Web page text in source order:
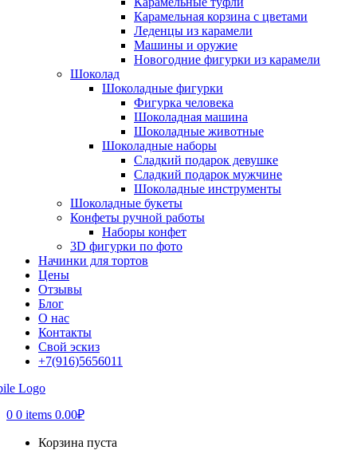
Карамельная корзина с цветами
Леденцы из карамели
Машины и оружие
Новогодние фигурки из карамели
Шоколад
Шоколадные фигурки
Фигурка человека
Шоколадная машина
Шоколадные животные
Шоколадные наборы
Сладкий подарок девушке
Сладкий подарок мужчине
Шоколадные инструменты
Шоколадные букеты
Конфеты ручной работы
Наборы конфет
3D фигурки по фото
Начинки для тортов
Цены
Отзывы
Блог
О нас
Контакты
Свой эскиз
+7(916)5656011
0 0 items 0.00₽
Корзина пуста